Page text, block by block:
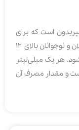
است که برای
درمان کوتاه‌مدت تهوع و استفراغ در بزرگسالان و نوجوانان بالای ۱۲
تجویز می‌شود. هر یک میلی‌لیتر
و مقدار مصرف آن